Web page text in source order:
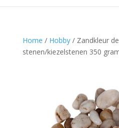
Home / Hobby/ Zandkleur
stenen/kiezelstenen 350